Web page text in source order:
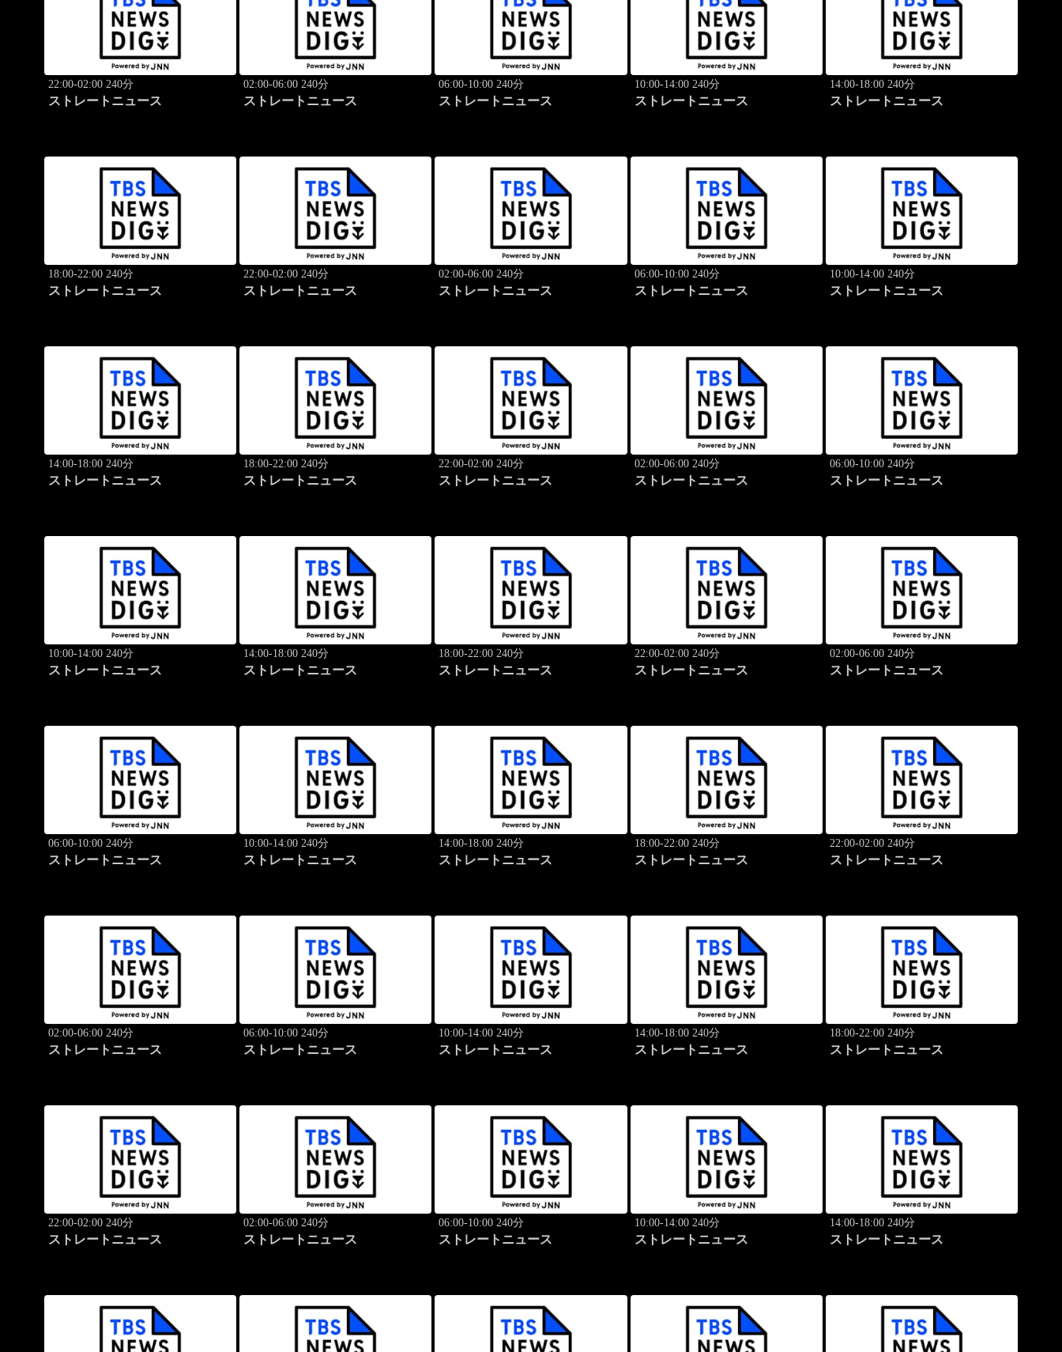
22:00-02:00 240分
ストレートニュース
02:00-06:00 240分
ストレートニュース
06:00-10:00 240分
ストレートニュース
10:00-14:00 240分
ストレートニュース
14:00-18:00 240分
ストレートニュース
18:00-22:00 240分
ストレートニュース
22:00-02:00 240分
ストレートニュース
02:00-06:00 240分
ストレートニュース
06:00-10:00 240分
ストレートニュース
10:00-14:00 240分
ストレートニュース
14:00-18:00 240分
ストレートニュース
18:00-22:00 240分
ストレートニュース
22:00-02:00 240分
ストレートニュース
02:00-06:00 240分
ストレートニュース
06:00-10:00 240分
ストレートニュース
10:00-14:00 240分
ストレートニュース
14:00-18:00 240分
ストレートニュース
18:00-22:00 240分
ストレートニュース
22:00-02:00 240分
ストレートニュース
02:00-06:00 240分
ストレートニュース
06:00-10:00 240分
ストレートニュース
10:00-14:00 240分
ストレートニュース
14:00-18:00 240分
ストレートニュース
18:00-22:00 240分
ストレートニュース
22:00-02:00 240分
ストレートニュース
02:00-06:00 240分
ストレートニュース
06:00-10:00 240分
ストレートニュース
10:00-14:00 240分
ストレートニュース
14:00-18:00 240分
ストレートニュース
18:00-22:00 240分
ストレートニュース
22:00-02:00 240分
ストレートニュース
02:00-06:00 240分
ストレートニュース
06:00-10:00 240分
ストレートニュース
10:00-14:00 240分
ストレートニュース
14:00-18:00 240分
ストレートニュース